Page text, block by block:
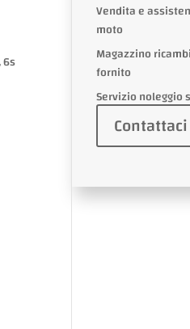
6s
Vendita e
moto
Magazzino
fornito
Servizio noleggio
Contattaci